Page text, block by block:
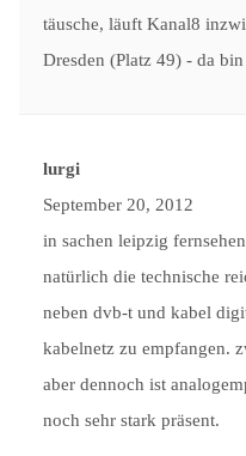
täusche, läuft Kanal8
Dresden (Platz 49) - da
lurgi
September 20, 2012
in sachen leipzig
natürlich die technische
neben dvb-t und kabel
kabelnetz zu empfangen.
aber dennoch ist
noch sehr stark präsent.